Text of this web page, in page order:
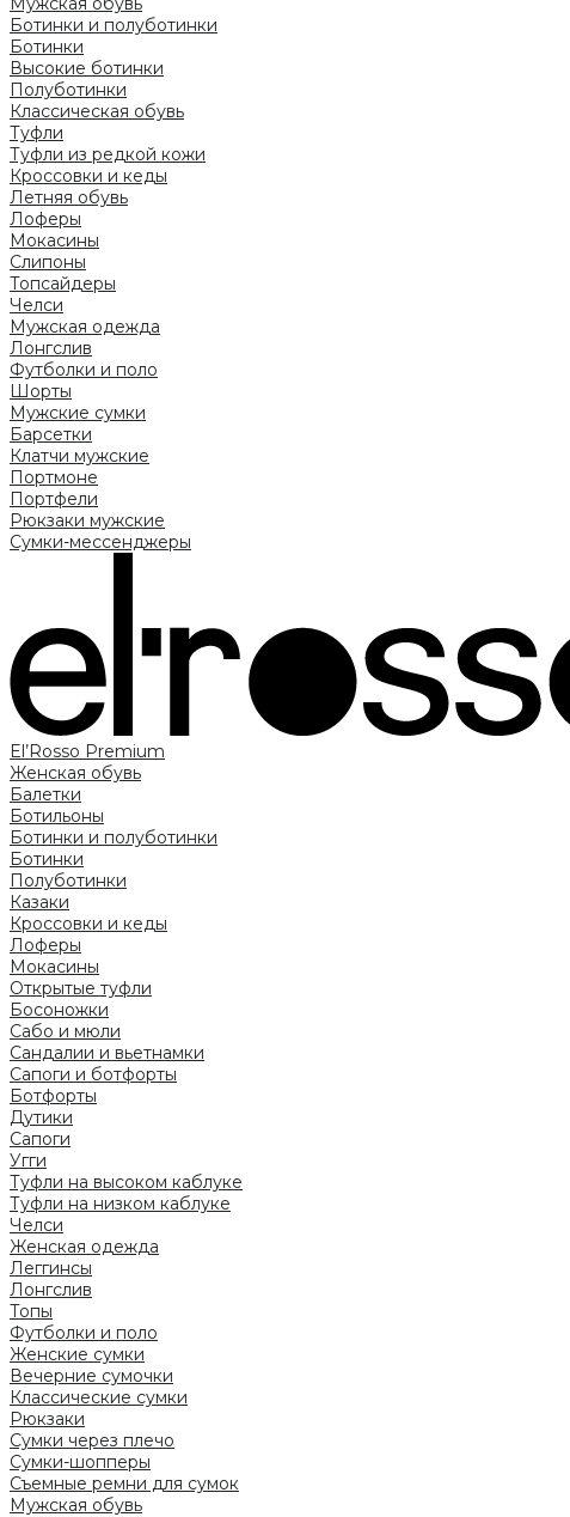
Ботинки и полуботинки
Ботинки
Высокие ботинки
Полуботинки
Классическая обувь
Туфли
Туфли из редкой кожи
Кроссовки и кеды
Летняя обувь
Лоферы
Мокасины
Слипоны
Топсайдеры
Челси
Мужская одежда
Лонгслив
Футболки и поло
Шорты
Мужские сумки
Барсетки
Клатчи мужские
Портмоне
Портфели
Рюкзаки мужские
Сумки-мессенджеры
El’Rosso Premium
Женская обувь
Балетки
Ботильоны
Ботинки и полуботинки
Ботинки
Полуботинки
Казаки
Кроссовки и кеды
Лоферы
Мокасины
Открытые туфли
Босоножки
Сабо и мюли
Сандалии и вьетнамки
Сапоги и ботфорты
Ботфорты
Дутики
Сапоги
Угги
Туфли на высоком каблуке
Туфли на низком каблуке
Челси
Женская одежда
Леггинсы
Лонгслив
Топы
Футболки и поло
Женские сумки
Вечерние сумочки
Классические сумки
Рюкзаки
Сумки через плечо
Сумки-шопперы
Съемные ремни для сумок
Мужская обувь